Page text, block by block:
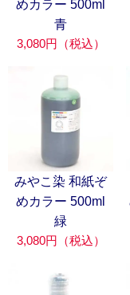
めカラー 500ml
青
3,080円（税込）
みやこ染 和紙ぞ
めカラー 500ml
緑
3,080円（税込）